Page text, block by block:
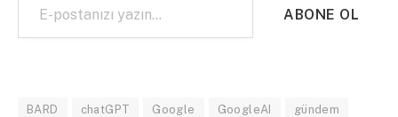
ABONE OL
BARD chatGPT Google GoogleAI gündem